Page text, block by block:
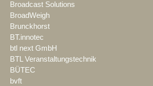
Broadcast Solutions
BroadWeigh
Brunckhorst
BT.innotec
btl next GmbH
BTL Veranstaltungstechnik
BÜTEC
bvft